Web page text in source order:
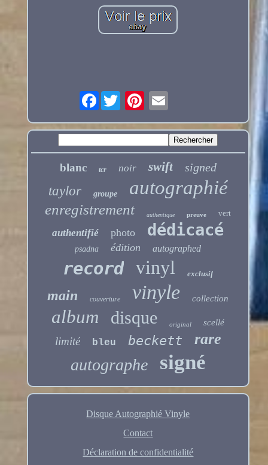
Facebook
blanc tcr noir swift signed
taylor groupe autographié
enregistrement authentique preuve vert
authentifié photo dédicacé
psadna édition autographed
record vinyl exclusif
main couverture vinyle collection
album disque original scellé
limité bleu beckett rare
autographe signé
Disque Autographié Vinyle
Contact
Déclaration de confidentialité